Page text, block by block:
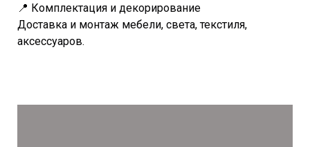
📍 Комплектация и декорирование
Доставка и монтаж мебели, света, текстиля,
аксессуаров.